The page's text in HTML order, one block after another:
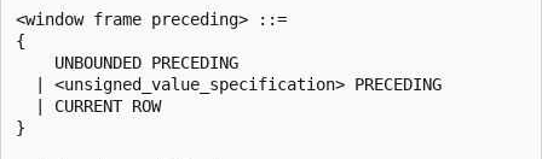
<window frame preceding> ::=
{
    UNBOUNDED PRECEDING
  | <unsigned_value_specification> PRECEDING
  | CURRENT ROW
}